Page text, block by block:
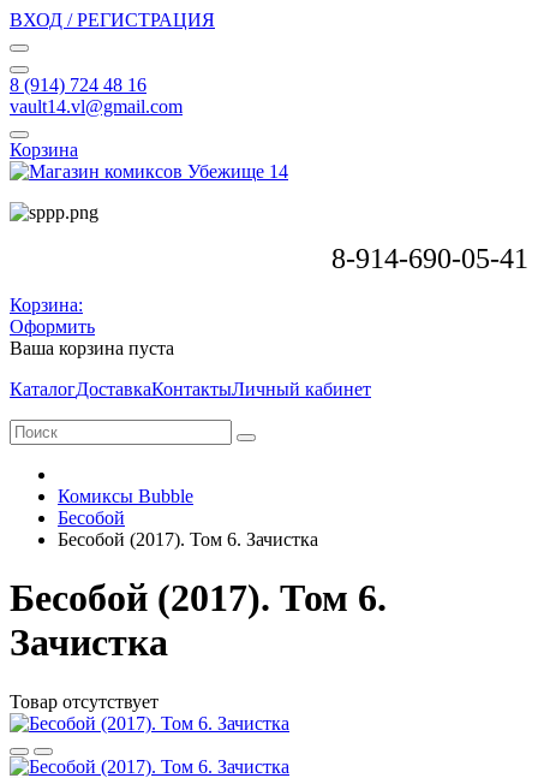
ВХОД / РЕГИСТРАЦИЯ
8 (914) 724 48 16
vault14.vl@gmail.com
Корзина
8-914-690-05-41
Корзина:
Оформить
Ваша корзина пуста
КаталогДоставкаКонтактыЛичный кабинет
Комиксы Bubble
Бесобой
Бесобой (2017). Том 6. Зачистка
Бесобой (2017). Том 6.
Зачистка
Товар отсутствует